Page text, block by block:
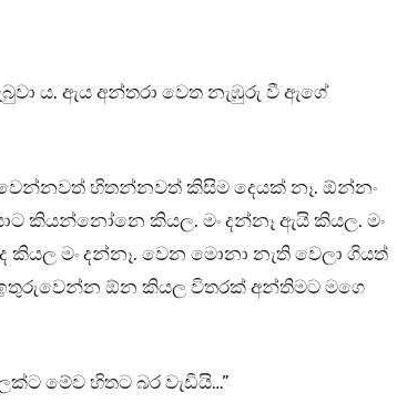
ය. ඇය අන්තරා වෙත නැඹුරු වී ඇගේ
වෙන්නවත් හිතන්නවත් කිසිම දෙයක් නෑ. ඕන්නං
කියන්නෝනෙ කියල. මං දන්නෑ ඇයි කියල. මං
කියල මං දන්නෑ. වෙන මොනා නැති වෙලා ගියත්
ඉතුරුවෙන්න ඕන කියල විතරක් අන්තිමට මගෙ
මේව හිතට බර වැඩියි…”